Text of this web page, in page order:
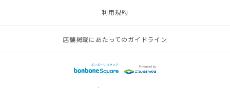
利用規約
店舗掲載にあたってのガイドライン